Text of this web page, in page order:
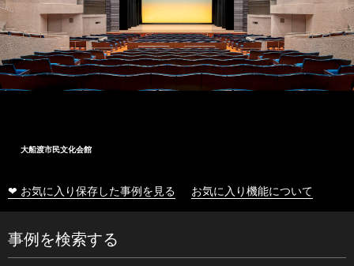
大船渡市民文化会館
❤ お気に入り保存した事例を見る お気に入り機能について
事例を検索する